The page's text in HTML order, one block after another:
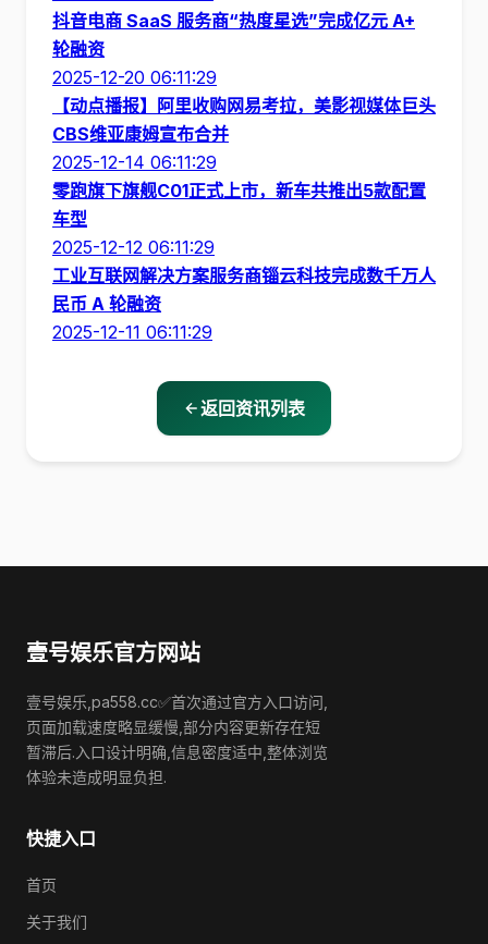
抖音电商 SaaS 服务商“热度星选”完成亿元 A+
轮融资
2025-12-20 06:11:29
【动点播报】阿里收购网易考拉，美影视媒体巨头
CBS维亚康姆宣布合并
2025-12-14 06:11:29
零跑旗下旗舰C01正式上市，新车共推出5款配置
车型
2025-12-12 06:11:29
工业互联网解决方案服务商锱云科技完成数千万人
民币 A 轮融资
2025-12-11 06:11:29
返回资讯列表
壹号娱乐官方网站
壹号娱乐,pa558.cc✅首次通过官方入口访问,
页面加载速度略显缓慢,部分内容更新存在短
暂滞后.入口设计明确,信息密度适中,整体浏览
体验未造成明显负担.
快捷入口
首页
关于我们